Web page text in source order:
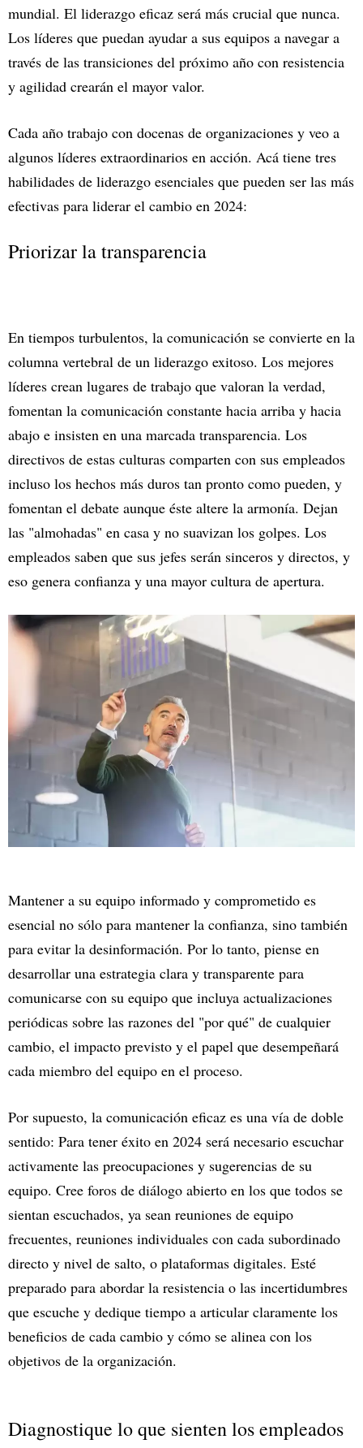
mundial. El liderazgo eficaz será más crucial que nunca.
Los líderes que puedan ayudar a sus equipos a navegar a
través de las transiciones del próximo año con resistencia
y agilidad crearán el mayor valor.
Cada año trabajo con docenas de organizaciones y veo a
algunos líderes extraordinarios en acción. Acá tiene tres
habilidades de liderazgo esenciales que pueden ser las más
efectivas para liderar el cambio en 2024:
Priorizar la transparencia
En tiempos turbulentos, la comunicación se convierte en la
columna vertebral de un liderazgo exitoso. Los mejores
líderes crean lugares de trabajo que valoran la verdad,
fomentan la comunicación constante hacia arriba y hacia
abajo e insisten en una marcada transparencia. Los
directivos de estas culturas comparten con sus empleados
incluso los hechos más duros tan pronto como pueden, y
fomentan el debate aunque éste altere la armonía. Dejan
las "almohadas" en casa y no suavizan los golpes. Los
empleados saben que sus jefes serán sinceros y directos, y
eso genera confianza y una mayor cultura de apertura.
Mantener a su equipo informado y comprometido es
esencial no sólo para mantener la confianza, sino también
para evitar la desinformación. Por lo tanto, piense en
desarrollar una estrategia clara y transparente para
comunicarse con su equipo que incluya actualizaciones
periódicas sobre las razones del "por qué" de cualquier
cambio, el impacto previsto y el papel que desempeñará
cada miembro del equipo en el proceso.
Por supuesto, la comunicación eficaz es una vía de doble
sentido: Para tener éxito en 2024 será necesario escuchar
activamente las preocupaciones y sugerencias de su
equipo. Cree foros de diálogo abierto en los que todos se
sientan escuchados, ya sean reuniones de equipo
frecuentes, reuniones individuales con cada subordinado
directo y nivel de salto, o plataformas digitales. Esté
preparado para abordar la resistencia o las incertidumbres
que escuche y dedique tiempo a articular claramente los
beneficios de cada cambio y cómo se alinea con los
objetivos de la organización.
Diagnostique lo que sienten los empleados